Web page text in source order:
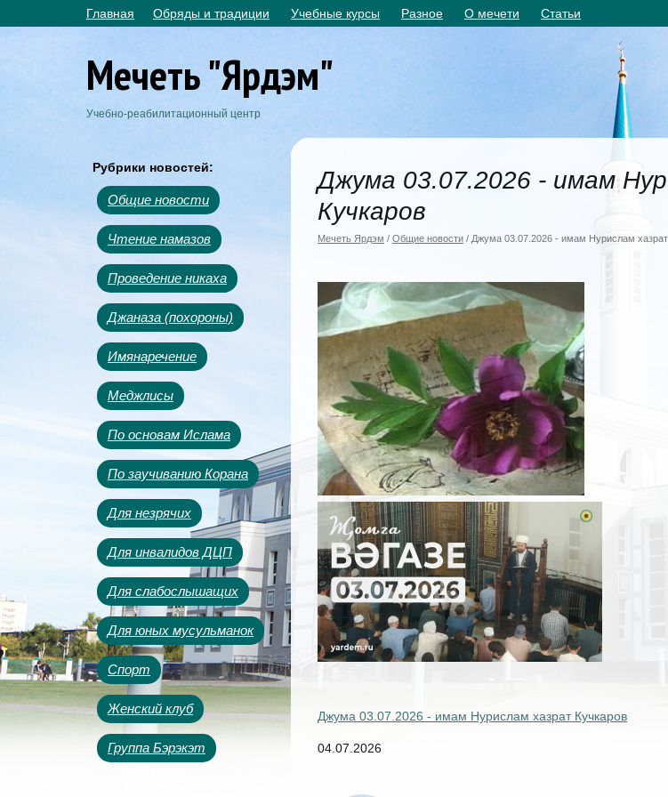
Главная Обряды и традиции Учебные курсы Разное О мечети Статьи
Мечеть "Ярдэм"
Учебно-реабилитационный центр
Рубрики новостей:
Общие новости
Чтение намазов
Проведение никаха
Джаназа (похороны)
Имянаречение
Меджлисы
По основам Ислама
По заучиванию Корана
Для незрячих
Для инвалидов ДЦП
Для слабослышащих
Для юных мусульманок
Спорт
Женский клуб
Группа Бэрэкэт
Джума 03.07.2026 - имам
Кучкаров
Мечеть Ярдэм / Общие новости / Джума 03.07.2026 - имам Нурислам хазрат
Джума 03.07.2026 - имам Нурислам хазрат Кучкаров
04.07.2026